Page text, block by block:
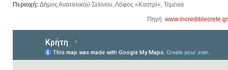
Περιοχή: Δήμος Ανατολικού Σελίνου, Λόφος «Καστρί», Τεμένια
Πηγή: www.incrediblecrete.gr